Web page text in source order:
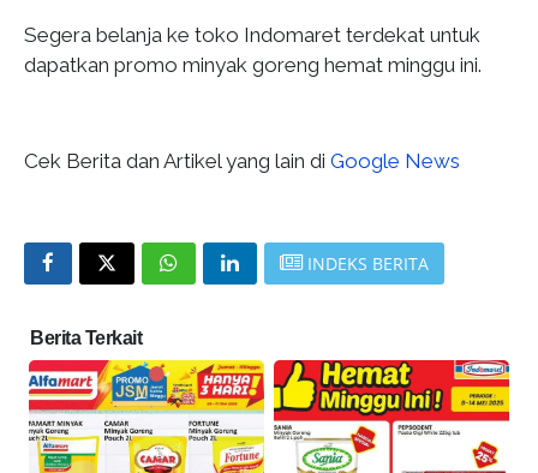
Segera belanja ke toko Indomaret terdekat untuk
dapatkan promo minyak goreng hemat minggu ini.
Cek Berita dan Artikel yang lain di Google News
INDEKS BERITA
Berita Terkait